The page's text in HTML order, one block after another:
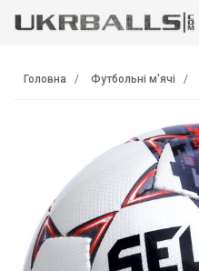
Головна Футбольні м'ячі